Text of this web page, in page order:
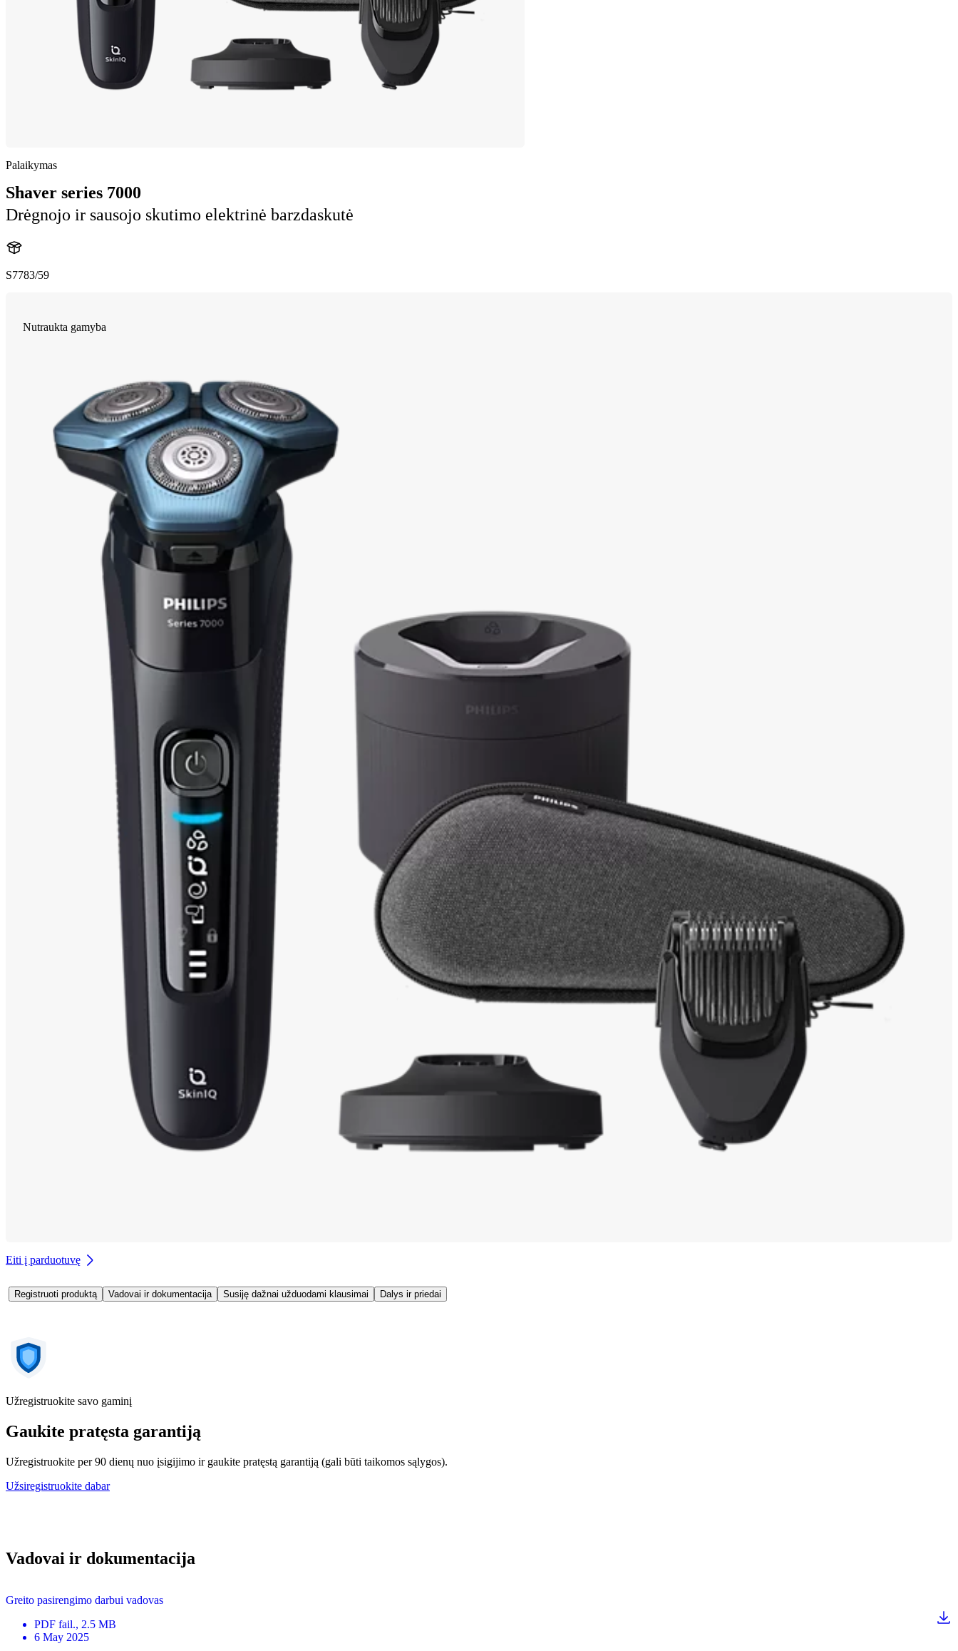
Palaikymas
Shaver series 7000
Drėgnojo ir sausojo skutimo elektrinė barzdaskutė
S7783/59
Nutraukta gamyba
Eiti į parduotuvę
Registruoti produktą Vadovai ir dokumentacija Susiję dažnai užduodami klausimai Dalys ir priedai
Užregistruokite savo gaminį
Gaukite pratęsta garantiją
Užregistruokite per 90 dienų nuo įsigijimo ir gaukite pratęstą garantiją (gali būti taikomos sąlygos).
Užsiregistruokite dabar
Vadovai ir dokumentacija
Greito pasirengimo darbui vadovas
PDF fail., 2.5 MB
6 May 2025